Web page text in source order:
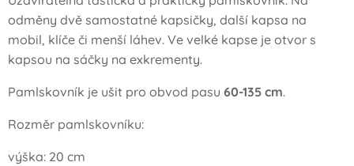
odměny dvě samostatné kapsičky, další kapsa na
mobil, klíče či menší láhev. Ve velké kapse je otvor s
kapsou na sáčky na exkrementy.
Pamlskovník je ušit pro obvod pasu 60-135 cm.
Rozměr pamlskovníku:
výška: 20 cm